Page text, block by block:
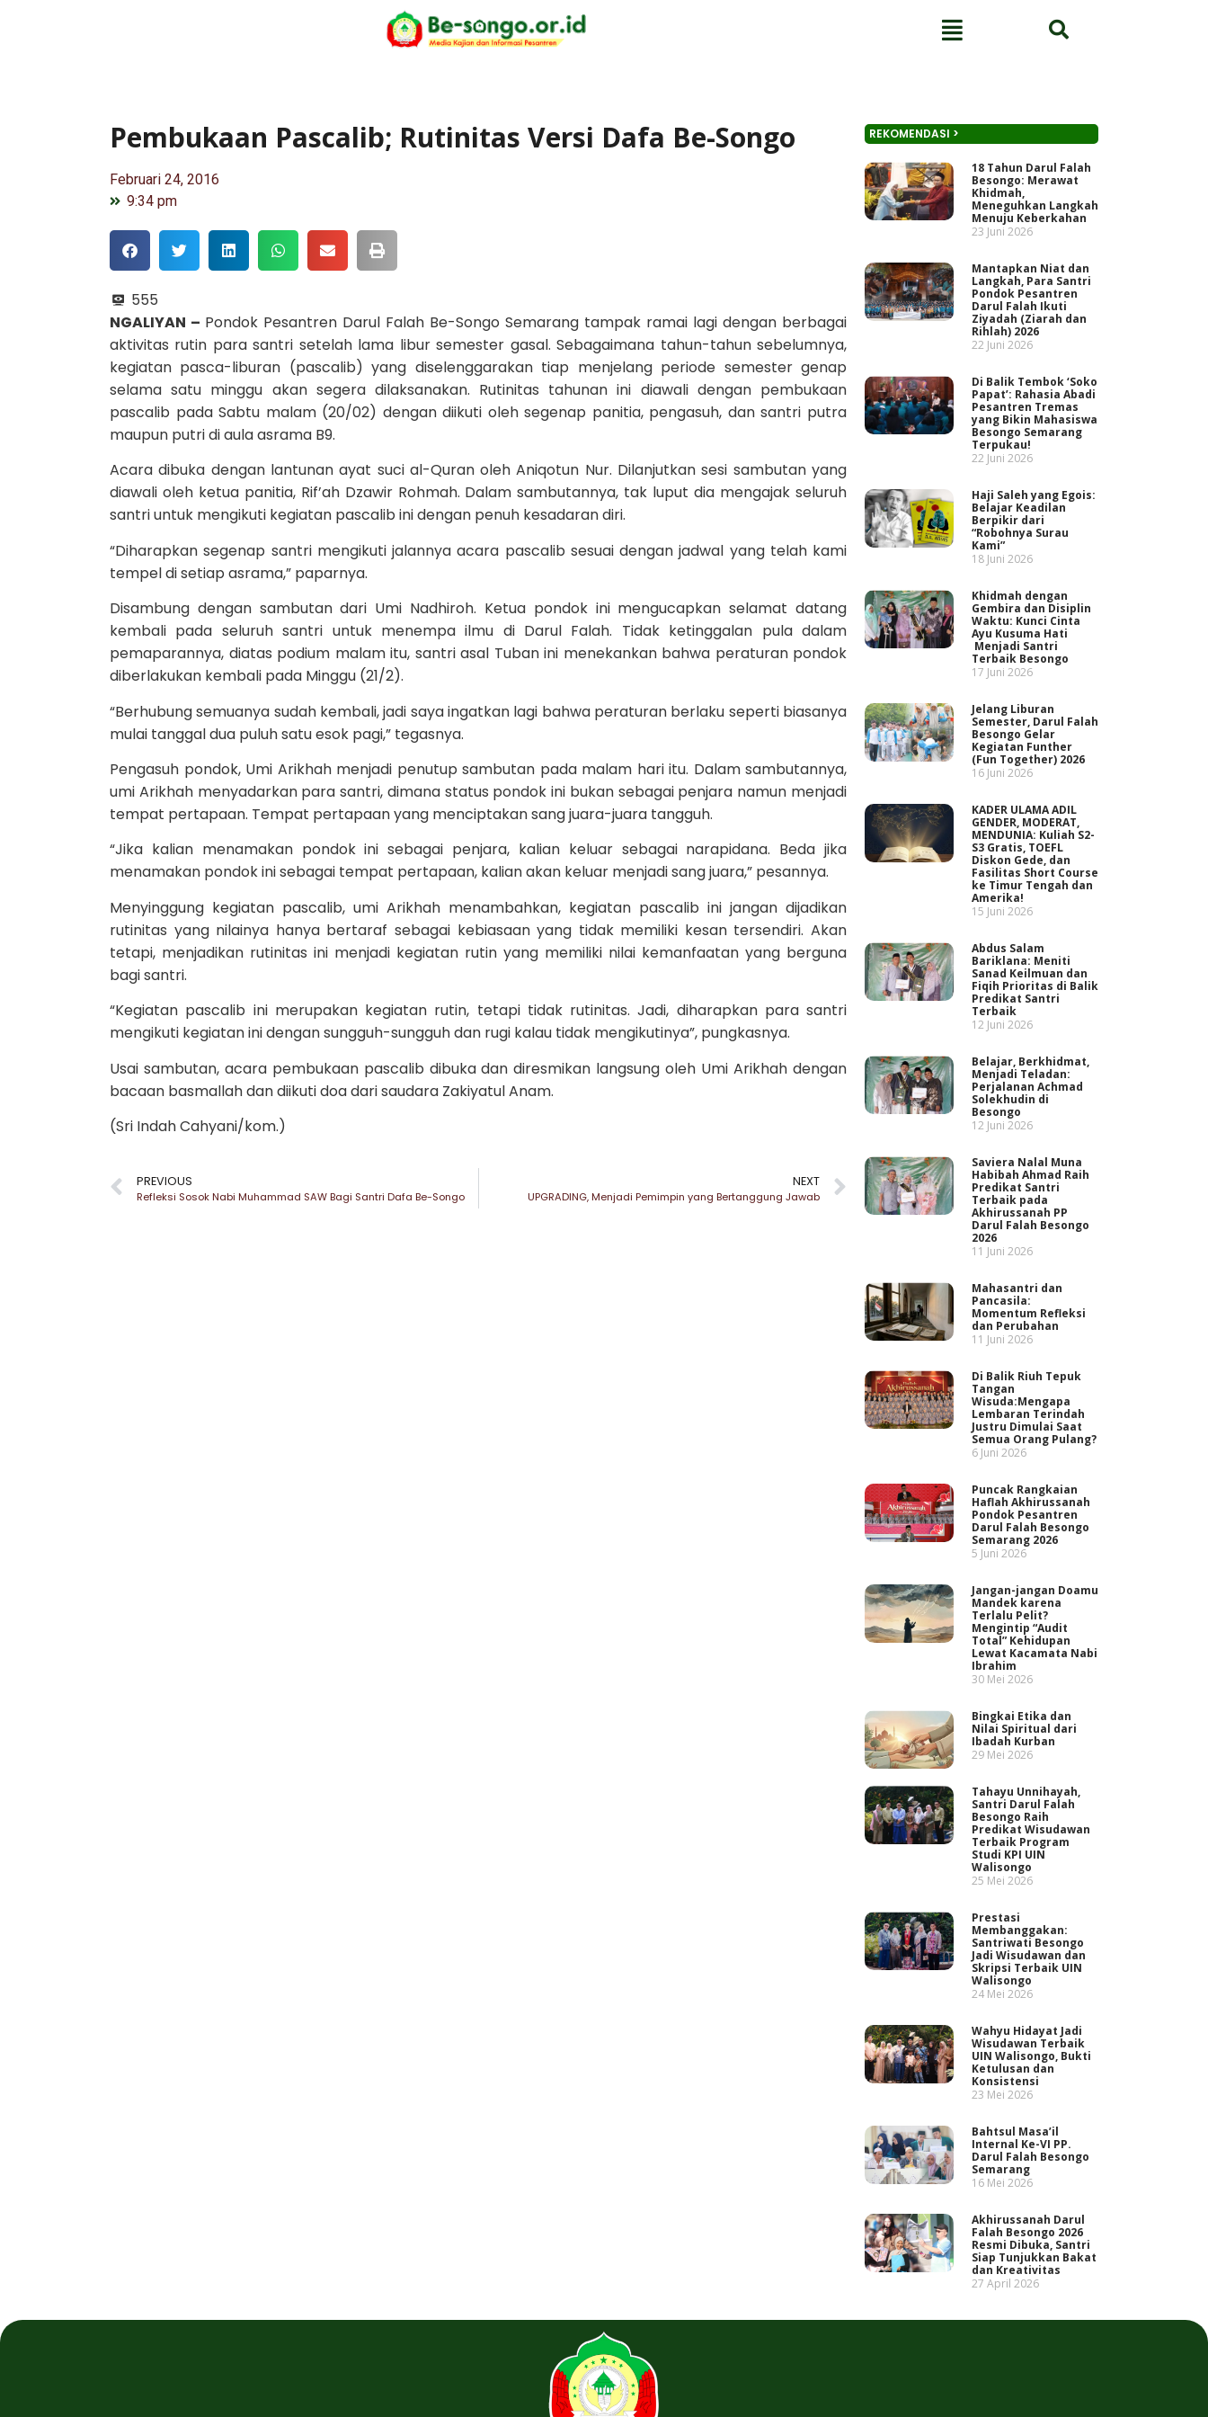
Pembukaan Pascalib; Rutinitas Versi Dafa Be-Songo
Februari 24, 2016
9:34 pm
555
NGALIYAN – Pondok Pesantren Darul Falah Be-Songo Semarang tampak ramai lagi dengan berbagai
aktivitas rutin para santri setelah lama libur semester gasal. Sebagaimana tahun-tahun sebelumnya,
kegiatan pasca-liburan (pascalib) yang diselenggarakan tiap menjelang periode semester genap
selama satu minggu akan segera dilaksanakan. Rutinitas tahunan ini diawali dengan pembukaan
pascalib pada Sabtu malam (20/02) dengan diikuti oleh segenap panitia, pengasuh, dan santri putra
maupun putri di aula asrama B9.
Acara dibuka dengan lantunan ayat suci al-Quran oleh Aniqotun Nur. Dilanjutkan sesi sambutan yang
diawali oleh ketua panitia, Rif’ah Dzawir Rohmah. Dalam sambutannya, tak luput dia mengajak seluruh
santri untuk mengikuti kegiatan pascalib ini dengan penuh kesadaran diri.
“Diharapkan segenap santri mengikuti jalannya acara pascalib sesuai dengan jadwal yang telah kami
tempel di setiap asrama,” paparnya.
Disambung dengan sambutan dari Umi Nadhiroh. Ketua pondok ini mengucapkan selamat datang
kembali pada seluruh santri untuk menempa ilmu di Darul Falah. Tidak ketinggalan pula dalam
pemaparannya, diatas podium malam itu, santri asal Tuban ini menekankan bahwa peraturan pondok
diberlakukan kembali pada Minggu (21/2).
“Berhubung semuanya sudah kembali, jadi saya ingatkan lagi bahwa peraturan berlaku seperti biasanya
mulai tanggal dua puluh satu esok pagi,” tegasnya.
Pengasuh pondok, Umi Arikhah menjadi penutup sambutan pada malam hari itu. Dalam sambutannya,
umi Arikhah menyadarkan para santri, dimana status pondok ini bukan sebagai penjara namun menjadi
tempat pertapaan. Tempat pertapaan yang menciptakan sang juara-juara tangguh.
“Jika kalian menamakan pondok ini sebagai penjara, kalian keluar sebagai narapidana. Beda jika
menamakan pondok ini sebagai tempat pertapaan, kalian akan keluar menjadi sang juara,” pesannya.
Menyinggung kegiatan pascalib, umi Arikhah menambahkan, kegiatan pascalib ini jangan dijadikan
rutinitas yang nilainya hanya bertaraf sebagai kebiasaan yang tidak memiliki kesan tersendiri. Akan
tetapi, menjadikan rutinitas ini menjadi kegiatan rutin yang memiliki nilai kemanfaatan yang berguna
bagi santri.
“Kegiatan pascalib ini merupakan kegiatan rutin, tetapi tidak rutinitas. Jadi, diharapkan para santri
mengikuti kegiatan ini dengan sungguh-sungguh dan rugi kalau tidak mengikutinya”, pungkasnya.
Usai sambutan, acara pembukaan pascalib dibuka dan diresmikan langsung oleh Umi Arikhah dengan
bacaan basmallah dan diikuti doa dari saudara Zakiyatul Anam.
(Sri Indah Cahyani/kom.)
PREVIOUS
Refleksi Sosok Nabi Muhammad SAW Bagi Santri Dafa Be-Songo
NEXT
UPGRADING, Menjadi Pemimpin yang Bertanggung Jawab
REKOMENDASI >
18 Tahun Darul Falah
Besongo: Merawat
Khidmah,
Meneguhkan Langkah
Menuju Keberkahan
23 Juni 2026
Mantapkan Niat dan
Langkah, Para Santri
Pondok Pesantren
Darul Falah Ikuti
Ziyadah (Ziarah dan
Rihlah) 2026
22 Juni 2026
Di Balik Tembok ‘Soko
Papat’: Rahasia Abadi
Pesantren Tremas
yang Bikin Mahasiswa
Besongo Semarang
Terpukau!
22 Juni 2026
Haji Saleh yang Egois:
Belajar Keadilan
Berpikir dari
“Robohnya Surau
Kami”
18 Juni 2026
Khidmah dengan
Gembira dan Disiplin
Waktu: Kunci Cinta
Ayu Kusuma Hati
Menjadi Santri
Terbaik Besongo
17 Juni 2026
Jelang Liburan
Semester, Darul Falah
Besongo Gelar
Kegiatan Funther
(Fun Together) 2026
16 Juni 2026
KADER ULAMA ADIL
GENDER, MODERAT,
MENDUNIA: Kuliah S2-
S3 Gratis, TOEFL
Diskon Gede, dan
Fasilitas Short Course
ke Timur Tengah dan
Amerika!
15 Juni 2026
Abdus Salam
Bariklana: Meniti
Sanad Keilmuan dan
Fiqih Prioritas di Balik
Predikat Santri
Terbaik
12 Juni 2026
Belajar, Berkhidmat,
Menjadi Teladan:
Perjalanan Achmad
Solekhudin di
Besongo
12 Juni 2026
Saviera Nalal Muna
Habibah Ahmad Raih
Predikat Santri
Terbaik pada
Akhirussanah PP
Darul Falah Besongo
2026
11 Juni 2026
Mahasantri dan
Pancasila:
Momentum Refleksi
dan Perubahan
11 Juni 2026
Di Balik Riuh Tepuk
Tangan
Wisuda:Mengapa
Lembaran Terindah
Justru Dimulai Saat
Semua Orang Pulang?
6 Juni 2026
Puncak Rangkaian
Haflah Akhirussanah
Pondok Pesantren
Darul Falah Besongo
Semarang 2026
5 Juni 2026
Jangan-jangan Doamu
Mandek karena
Terlalu Pelit?
Mengintip “Audit
Total” Kehidupan
Lewat Kacamata Nabi
Ibrahim
30 Mei 2026
Bingkai Etika dan
Nilai Spiritual dari
Ibadah Kurban
29 Mei 2026
Tahayu Unnihayah,
Santri Darul Falah
Besongo Raih
Predikat Wisudawan
Terbaik Program
Studi KPI UIN
Walisongo
25 Mei 2026
Prestasi
Membanggakan:
Santriwati Besongo
Jadi Wisudawan dan
Skripsi Terbaik UIN
Walisongo
24 Mei 2026
Wahyu Hidayat Jadi
Wisudawan Terbaik
UIN Walisongo, Bukti
Ketulusan dan
Konsistensi
23 Mei 2026
Bahtsul Masa’il
Internal Ke-VI PP.
Darul Falah Besongo
Semarang
16 Mei 2026
Akhirussanah Darul
Falah Besongo 2026
Resmi Dibuka, Santri
Siap Tunjukkan Bakat
dan Kreativitas
27 April 2026